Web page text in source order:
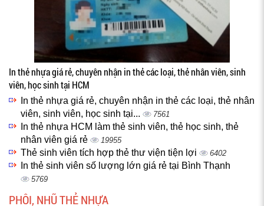
In thẻ nhựa giá rẻ, chuyên nhận in thẻ các loại, thẻ nhân viên, sinh
viên, học sinh tại HCM
In thẻ nhựa giá rẻ, chuyên nhận in thẻ các loại, thẻ nhân
viên, sinh viên, học sinh tại...
7561
In thẻ nhựa HCM làm thẻ sinh viên, thẻ học sinh, thẻ
nhân viên giá rẻ
19955
Thẻ sinh viên tích hợp thẻ thư viện tiện lợi 6402
In thẻ sinh viên số lượng lớn giá rẻ tại Bình Thạnh
5769
PHÔI, NHŨ THẺ NHỰA